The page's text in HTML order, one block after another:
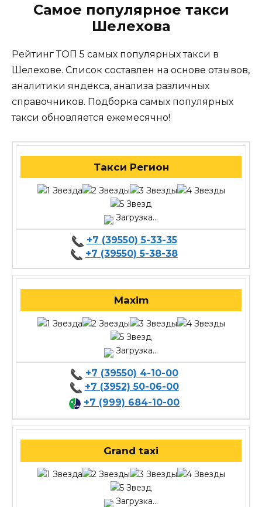
Самое популярное такси
Шелехова
Рейтинг ТОП 5 самых популярных такси в
Шелехове. Список составлен на основе отзывов,
аналитики яндекса, анализа различных
справочников. Подборка самых популярных
такси обновляется ежемесячно!
Такси Регион
Загрузка...
+7 (39550) 5-33-35
+7 (39550) 5-38-38
Maxim
Загрузка...
+7 (39550) 4-10-00
+7 (3952) 50-06-00
+7 (999) 684-10-00
Grand taxi
Загрузка...